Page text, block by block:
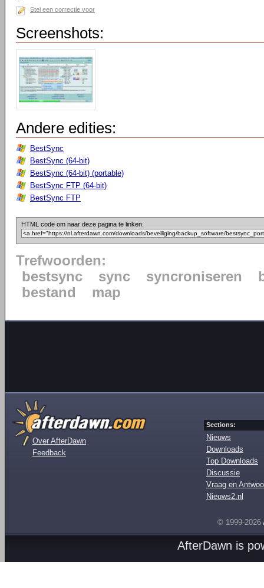
Stel een correctie voor
Screenshots:
Andere edities:
BestSync
BestSync (64-bit)
BestSync (64-bit) (portable)
BestSync FTP (64-bit)
BestSync FTP
HTML code om naar deze pagina te linken:
Trefwoorden:
bestsync
sync syncroniseren
bestand
map
Over AfterDawn
Feedback
Sections:
Nieuws
Downloads
Top Downloads
Discussie
Vraag en
Nieuws2.nl
© 1999-2026
AfterDawn is